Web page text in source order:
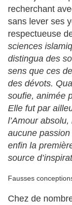
recherchant
sans lever ses
respectueuse
sciences
distingua des
sens que ces
des dévots.
soufie, animée
Elle fut par
l’Amour absolu,
aucune
enfin la
source
Fausses
Chez de